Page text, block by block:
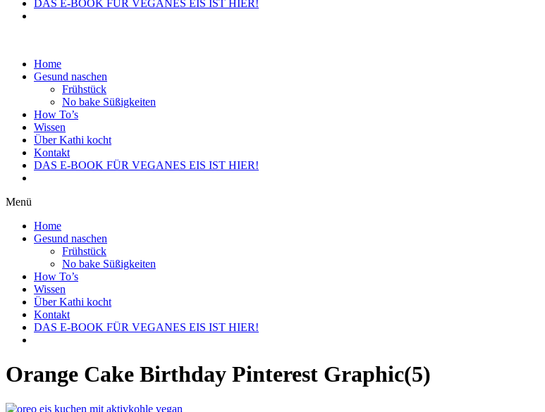
DAS E-BOOK FÜR VEGANES EIS IST HIER!
Home
Gesund naschen
Frühstück
No bake Süßigkeiten
How To’s
Wissen
Über Kathi kocht
Kontakt
DAS E-BOOK FÜR VEGANES EIS IST HIER!
Menü
Home
Gesund naschen
Frühstück
No bake Süßigkeiten
How To’s
Wissen
Über Kathi kocht
Kontakt
DAS E-BOOK FÜR VEGANES EIS IST HIER!
Orange Cake Birthday Pinterest Graphic(5)